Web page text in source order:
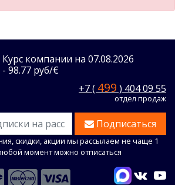
Курс компании на 07.08.2026
- 98.77 руб/€
+7 ( 499 ) 404 09 55
отдел продаж
Подписаться
скидки, акции мы рассылаем не чаще 1
момент можно отписаться